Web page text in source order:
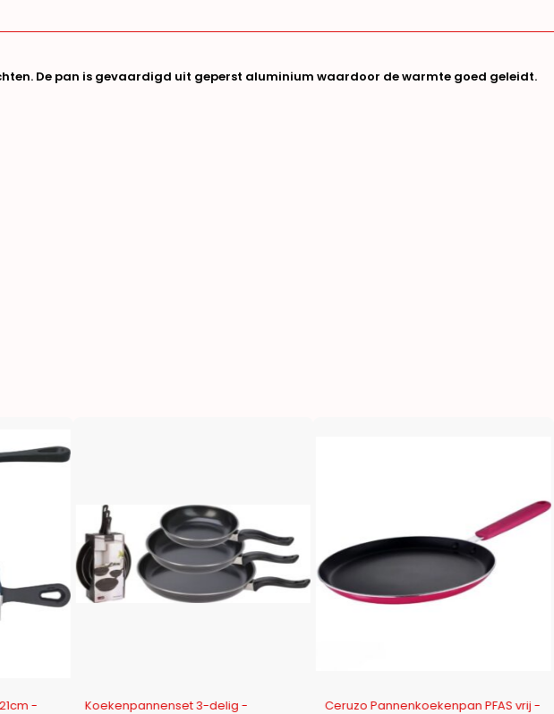
De pan is gevaardigd uit geperst aluminium waardoor de warmte goed geleidt.
-
-16%
Koekenpannenset 3-delig -
-17%
Ceruzo Pannenkoekenpan PFAS vrij -